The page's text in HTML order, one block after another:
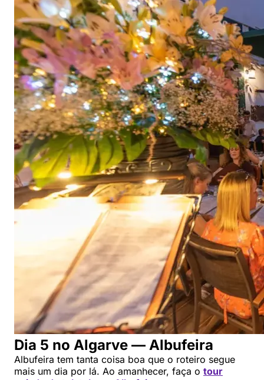
Dia 5 no Algarve — Albufeira
Albufeira tem tanta coisa boa que o roteiro segue
mais um dia por lá. Ao amanhecer, faça o tour